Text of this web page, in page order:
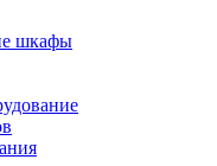
шкафы